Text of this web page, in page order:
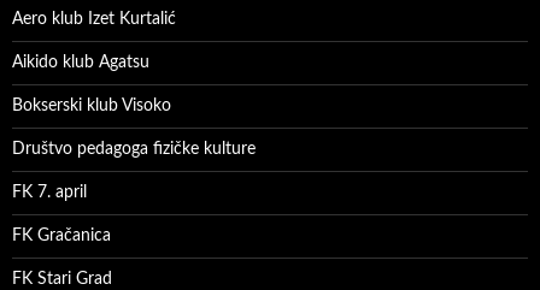
Aero klub Izet Kurtalić
Aikido klub Agatsu
Bokserski klub Visoko
Društvo pedagoga fizičke kulture
FK 7. april
FK Gračanica
FK Stari Grad